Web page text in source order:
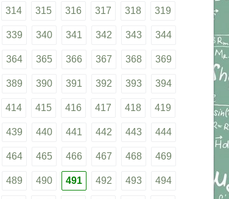
314 315 316 317 318 319
339 340 341 342 343 344
364 365 366 367 368 369
389 390 391 392 393 394
414 415 416 417 418 419
439 440 441 442 443 444
464 465 466 467 468 469
489 490 491 492 493 494